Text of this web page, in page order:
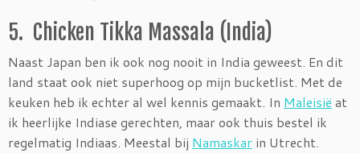
5. Chicken Tikka Massala (India)
Naast Japan ben ik ook nog nooit in India geweest. En dit
land staat ook niet superhoog op mijn bucketlist. Met de
keuken heb ik echter al wel kennis gemaakt. In Maleisië at
ik heerlijke Indiase gerechten, maar ook thuis bestel ik
regelmatig Indiaas. Meestal bij Namaskar in Utrecht.